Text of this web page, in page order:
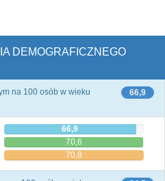
DEMOGRAFICZNEGO
66,9
na 100 osób w wieku
66,9
70,6
70,8